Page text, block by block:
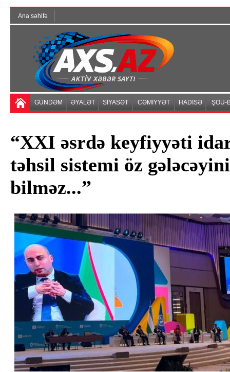
Ana səhifə
GÜNDƏM ƏYALƏT SİYASƏT CƏMİYYƏT HADİSƏ ŞOU-
“XXI əsrdə keyfiyyəti
təhsil sistemi öz
bilməz...”